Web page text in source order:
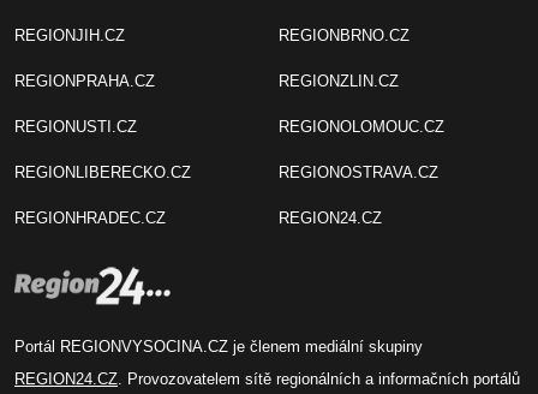
REGIONJIH.CZ
REGIONPRAHA.CZ
REGIONUSTI.CZ
REGIONLIBERECKO.CZ
REGIONHRADEC.CZ
REGIONBRNO.CZ
REGIONZLIN.CZ
REGIONOLOMOUC.CZ
REGIONOSTRAVA.CZ
REGION24.CZ
Portál REGIONVYSOCINA.CZ je členem mediální skupiny
REGION24.CZ . Provozovatelem sítě regionálních a informačních portálů